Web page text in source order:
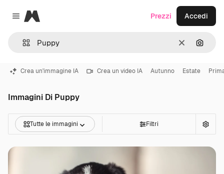
Close menu
Magnific
CancellaCerca
Prezzi Accedi
Crea un'immagine IA Crea un video IA Autunno Estate
Immagini Di Puppy
Tutte le immagini Filtri